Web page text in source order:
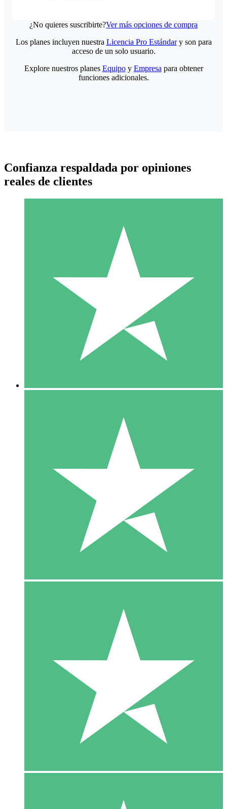
¿No quieres suscribirte?Ver más opciones de compra
Paquetes de Créditos Individuales
Paga según el uso con créditos de descarga. Sin compromiso
10 00
10 Descargas
20 00
Los planes incluyen nuestra Licencia Pro Estándary son para
acceso de un solo usuario.
Explore nuestros planes Equipoy Empresa para obtener
funciones adicionales.
Confianza respaldada por opiniones
reales de clientes